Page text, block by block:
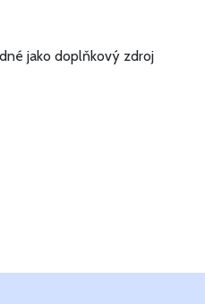
jako doplňkový zdroj